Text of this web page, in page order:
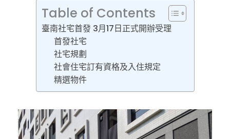
Table of Contents
臺南社宅首發 3月17日正式開辦受理
首發社宅
社宅規劃
社會住宅訂有資格及入住規定
精選物件